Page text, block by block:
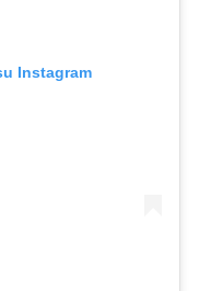
Instagram